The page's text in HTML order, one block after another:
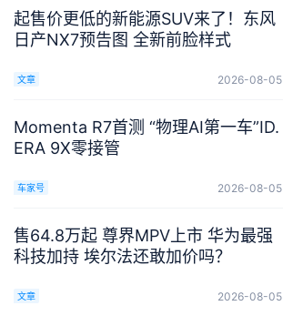
起售价更低的新能源SUV来了！东风
日产NX7预告图 全新前脸样式
2026-08-05
文章
Momenta R7首测 “物理AI第一车”ID.
ERA 9X零接管
2026-08-05
车家号
售64.8万起 尊界MPV上市 华为最强
科技加持 埃尔法还敢加价吗？
2026-08-05
文章